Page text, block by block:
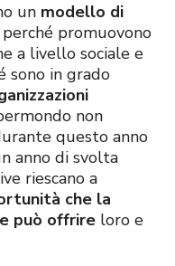
un modello di
promuovono
a livello sociale e
sono in grado
non
questo anno
anno di svolta
riescano a
che la
può offrire loro e